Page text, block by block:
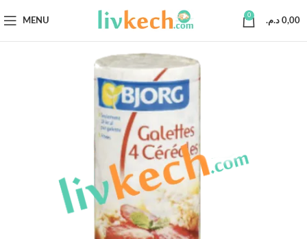
MENU
0
0,00 د.م.